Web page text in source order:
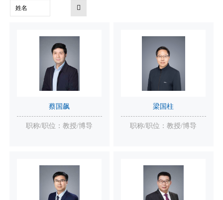
蔡国飙
职称/职位：教授/博导
梁国柱
职称/职位：教授/博导